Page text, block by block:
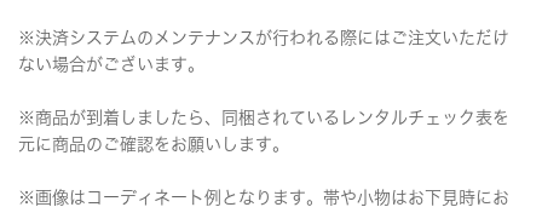
※決済システムのメンテナンスが行われる際にはご注文いただけ
ない場合がございます。
※商品が到着しましたら、同梱されているレンタルチェック表を
元に商品のご確認をお願いします。
※画像はコーディネート例となります。帯や小物はお下見時にお